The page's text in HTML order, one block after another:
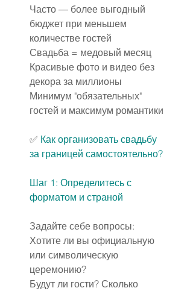
Часто — более выгодный
бюджет при меньшем
количестве гостей
Свадьба = медовый месяц
Красивые фото и видео без
декора за миллионы
Минимум "обязательных"
гостей и максимум романтики
✅ Как организовать свадьбу
за границей самостоятельно?
Шаг 1: Определитесь с
форматом и страной
Задайте себе вопросы:
Хотите ли вы официальную
или символическую
церемонию?
Будут ли гости? Сколько